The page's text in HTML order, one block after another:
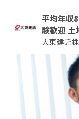
平均年収
験歓迎 土
大東建託